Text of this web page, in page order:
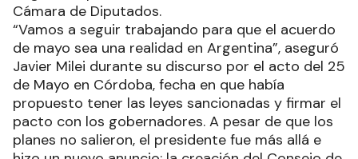
Cámara de Diputados.
“Vamos a seguir trabajando para que el acuerdo
de mayo sea una realidad en Argentina”, aseguró
Javier Milei durante su discurso por el acto del 25
de Mayo en Córdoba, fecha en que había
propuesto tener las leyes sancionadas y firmar el
pacto con los gobernadores. A pesar de que los
planes no salieron, el presidente fue más allá e